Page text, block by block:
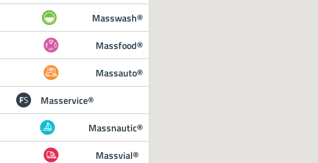
Masswash®
Massfood®
Massauto®
Masservice®
Massnautic®
Massvial®